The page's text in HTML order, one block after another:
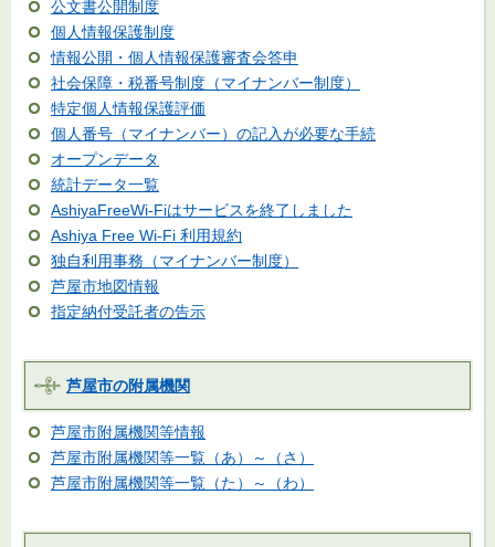
公文書公開制度
個人情報保護制度
情報公開・個人情報保護審査会答申
社会保障・税番号制度（マイナンバー制度）
特定個人情報保護評価
個人番号（マイナンバー）の記入が必要な手続
オープンデータ
統計データ一覧
AshiyaFreeWi-Fiはサービスを終了しました
Ashiya Free Wi-Fi 利用規約
独自利用事務（マイナンバー制度）
芦屋市地図情報
指定納付受託者の告示
芦屋市の附属機関
芦屋市附属機関等情報
芦屋市附属機関等一覧（あ）～（さ）
芦屋市附属機関等一覧（た）～（わ）